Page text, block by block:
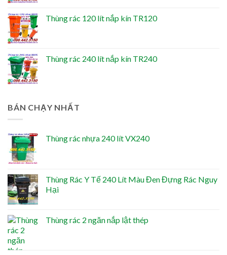
Thùng rác 120 lít nắp kín TR120
Thùng rác 240 lít nắp kín TR240
BÁN CHẠY NHẤT
Thùng rác nhựa 240 lít VX240
Thùng Rác Y Tế 240 Lít Màu Đen Đựng Rác Nguy
Hại
Thùng rác 2 ngăn nắp lật thép